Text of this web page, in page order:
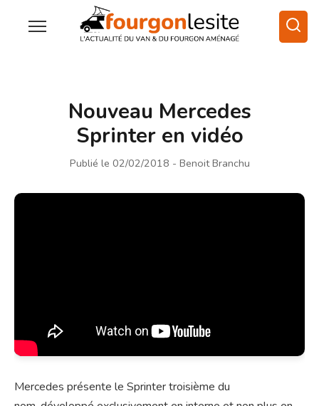
Nouveau Mercedes
Sprinter en vidéo
Publié le 02/02/2018 - Benoit Branchu
Mercedes présente le Sprinter troisième du